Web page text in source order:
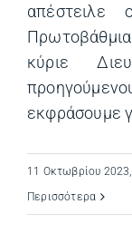
απέστειλε
κύριε
εκφράσουμε
11 Οκτωβρίου
Περισσότερα